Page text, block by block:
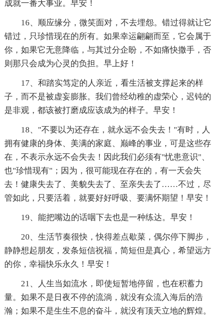
成就一番大事业。早安！
16、顺应缘分，微笑面对，不去埋怨。错过得就让它
错过，只珍惜现在的所有。如果幸运翩翩而至，它会属于
你，如果它无意降临，与其过分企盼，不如痛快撒手，否
则那只会成为心灵的负担。早上好！
17、和踏实笃定的人亲近，看生活被支撑起来的样
子，而不是被虚妄膨胀。我们曾经幼稚的虚荣心，迟钝的
是非观，都该被打磨成应该成为的样子。早安！
18、"不要以为还存在，就永远不会失去！"有时，人
拥有健康的身体、美满的家庭、巅峰的事业，可是这些存
在，不表示永远不会失去！因此我们必须有"忧患意识"、
也"珍惜现有"；因为，很可能现在存在的，有一天会失
去！健康失去了、美貌失去了、至亲失去了……不过，尽
管如此，只要活着，就要好好呼吸、要满怀期望！早安！
19、能把嘴边的话咽下去也是一种练达。早安！
20、生活节奏很快，快得差点歇菜，偶尔停下脚步，
静静想起朋友，发条短信祝福，简短但是真心，希望远方
的你，幸福快乐永久！早安！
21、人生当如流水，即使短暂地停留，也在积蓄力
量。如果不是日夜不停的流淌，就没有众流入海后的浩
瀚；如果不是生生不息的奋斗，就没有顶天立地的辉煌。